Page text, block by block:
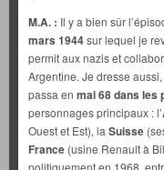
M.A. : Il y a bien sûr
mars 1944sur lequel je
permit aux nazis et
Argentine. Je dresse
passa en mai 68dans les
personnages principaux : l’
Ouest et Est), la Suisse
France (usine Renault à
politiquement en 1968,